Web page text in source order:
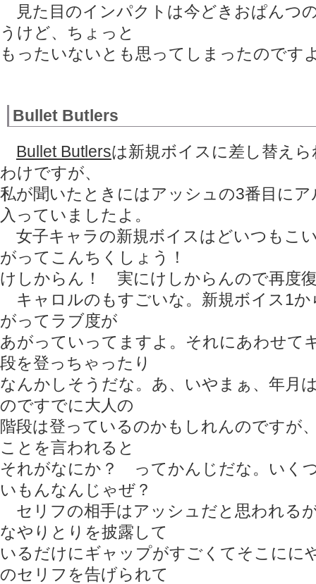
見た目のインパクトは今どきおぱんつ
うけど、ちょっと
もったいないとも思ってしまったのです
Bullet Butlers
Bullet Butlersは新規ボイスに差し替え
わけですが、
私が聞いたときにはアッシュの3番目に
入っていましたよ。
女子キャラの新規ボイスはどいつもこ
がってこんちくしょう！
けしからん！ 実にけしからんので再度
キャロルのもすごいな。新規ボイス1か
がってラブ度が
あがっていってますよ。それにあわせて
段を登っちゃったり
なんかしそうだな。あ、いやまぁ、年月
のですでに大人の
階段は登っているのかもしれんのですが
ことを言われると
それがなにか？ ってかんじだな。いく
いもんなんじゃぜ？
セリフの相手はアッシュだと思われる
なやりとりを披露して
いるだけにギャップがすごくてそこにに
のセリフを告げられて